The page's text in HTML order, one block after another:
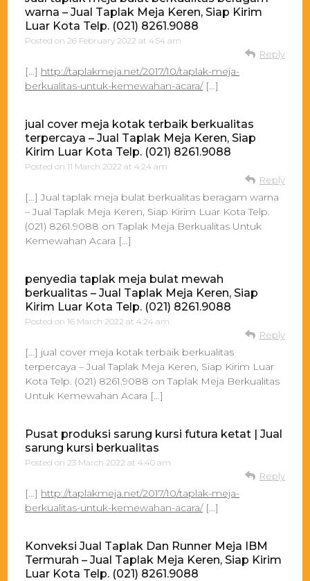
warna – Jual Taplak Meja Keren, Siap Kirim
Luar Kota Telp. (021) 8261.9088
Posted on 26 February 2022 at 4:54 am
Reply
[…] http://taplakmeja.net/2017/10/taplak-meja-
berkualitas-untuk-kemewahan-acara/[…]
jual cover meja kotak terbaik berkualitas
terpercaya – Jual Taplak Meja Keren, Siap
Kirim Luar Kota Telp. (021) 8261.9088
Posted on11 March 2022 at 4:24 am
Reply
[…] Jual taplak meja bulat berkualitas beragam warna
– Jual Taplak Meja Keren, Siap Kirim Luar Kota Telp.
(021) 8261.9088 on Taplak Meja Berkualitas Untuk
Kemewahan Acara […]
penyedia taplak meja bulat mewah
berkualitas – Jual Taplak Meja Keren, Siap
Kirim Luar Kota Telp. (021) 8261.9088
Posted on16 March 2022 at 4:24 am
Reply
[…] jual cover meja kotak terbaik berkualitas
terpercaya – Jual Taplak Meja Keren, Siap Kirim Luar
Kota Telp. (021) 8261.9088 on Taplak Meja Berkualitas
Untuk Kemewahan Acara […]
Pusat produksi sarung kursi futura ketat | Jual
sarung kursi berkualitas
Posted on 23 March 2022 at 4:40 am
Reply
[…] http://taplakmeja.net/2017/10/taplak-meja-
berkualitas-untuk-kemewahan-acara/[…]
Konveksi Jual Taplak Dan Runner Meja IBM
Termurah – Jual Taplak Meja Keren, Siap Kirim
Luar Kota Telp. (021) 8261.9088